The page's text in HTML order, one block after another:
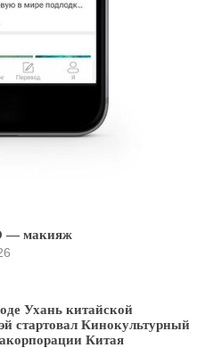
— макияж
Ухань китайской
стартовал Кинокультурный
Китая